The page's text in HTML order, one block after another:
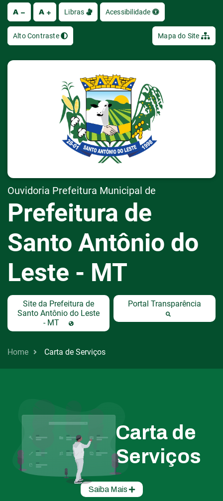
A A Libras Acessibilidade
Alto Contraste Mapa do Site
Ouvidoria Prefeitura Municipal de
Prefeitura de
Santo Antônio do
Leste - MT
Site da Prefeitura de
Santo Antônio do Leste
- MT
Portal Transparência
Home Carta de Serviços
Carta de
Serviços
Saiba Mais